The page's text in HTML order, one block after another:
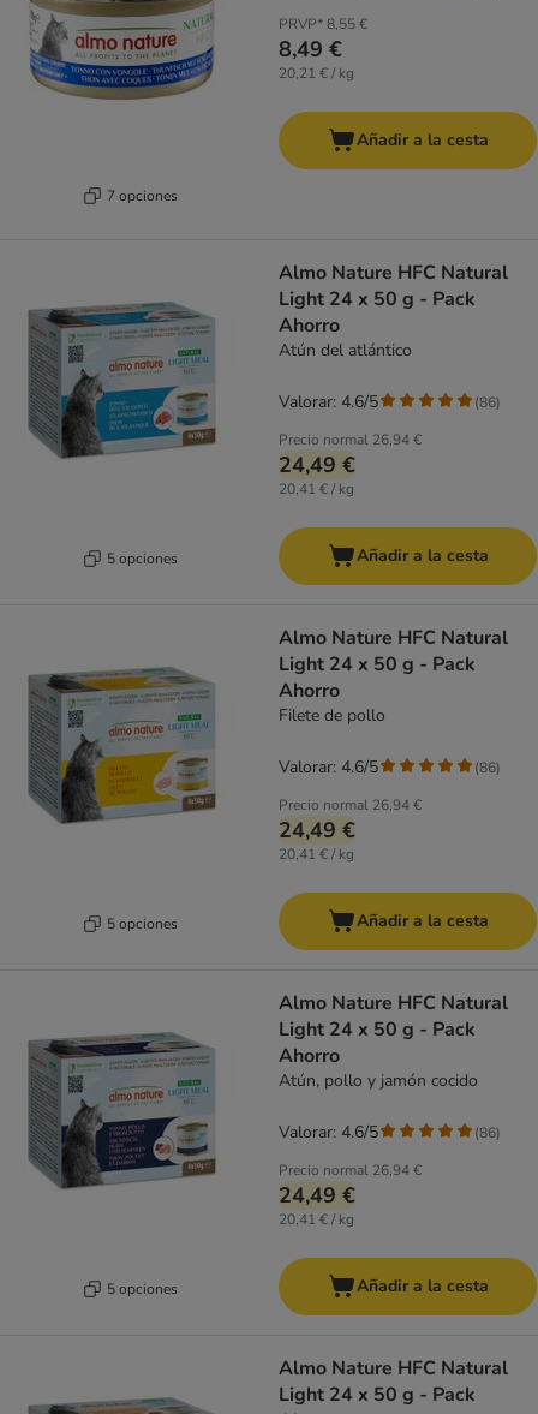
7 opciones
PRVP*8,55 €
8,49 €
20,21 € / kg
Añadir a la cesta
5 opciones
Almo Nature HFC Natural
Light 24 x 50 g - Pack
Ahorro
Atún del atlántico
Precio normal 26,94 €
24,49 €
20,41 € / kg
Valorar: 4.6/5 (86)
Añadir a la cesta
5 opciones
Almo Nature HFC Natural
Light 24 x 50 g - Pack
Ahorro
Filete de pollo
Precio normal 26,94 €
24,49 €
20,41 € / kg
Valorar: 4.6/5 (86)
Añadir a la cesta
5 opciones
Almo Nature HFC Natural
Light 24 x 50 g - Pack
Ahorro
Atún, pollo y jamón cocido
Precio normal 26,94 €
24,49 €
20,41 € / kg
Valorar: 4.6/5 (86)
Añadir a la cesta
Almo Nature HFC Natural
Light 24 x 50 g - Pack